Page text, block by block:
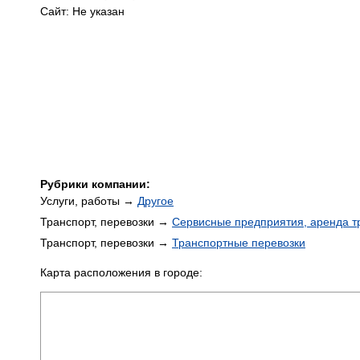
Сайт: Не указан
Рубрики компании:
Услуги, работы → Другое
Транспорт, перевозки → Сервисные предприятия, аренда
Транспорт, перевозки → Транспортные перевозки
Карта расположения в городе: